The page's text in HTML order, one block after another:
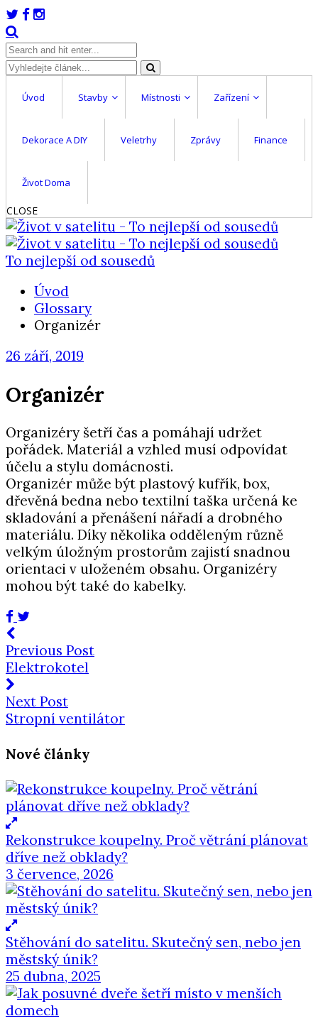
Úvod Stavby Místnosti Zařízení
Dekorace A DIY Veletrhy Zprávy Finance
Život Doma
CLOSE
To nejlepší od sousedů
Úvod
Glossary
Organizér
26 září, 2019
Organizér
Organizéry šetří čas a pomáhají udržet
pořádek. Materiál a vzhled musí odpovídat
účelu a stylu domácnosti.
Organizér může být plastový kufřík, box,
dřevěná bedna nebo textilní taška určená ke
skladování a přenášení nářadí a drobného
materiálu. Díky několika odděleným různě
velkým úložným prostorům zajistí snadnou
orientaci v uloženém obsahu. Organizéry
mohou být také do kabelky.
Previous Post
Elektrokotel
Next Post
Stropní ventilátor
Nové články
Rekonstrukce koupelny. Proč větrání plánovat
dříve než obklady?
3 července, 2026
Stěhování do satelitu. Skutečný sen, nebo jen
městský únik?
25 dubna, 2025